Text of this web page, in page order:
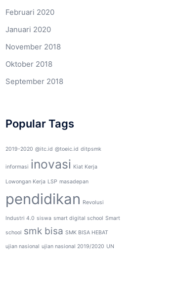
Februari 2020
Januari 2020
November 2018
Oktober 2018
September 2018
Popular Tags
2019-2020 @itc.id @toeic.id ditpsmk
informasi inovasi Kiat Kerja
Lowongan Kerja LSP masadepan
pendidikan Revolusi
Industri 4.0 siswa smart digital school Smart
school smk bisa SMK BISA HEBAT
ujian nasional ujian nasional 2019/2020 UN